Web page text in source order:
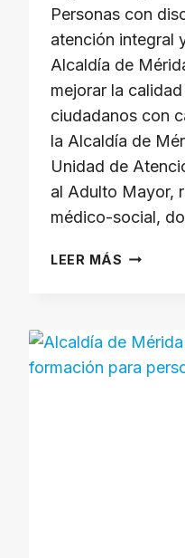
Personas con
atención integral
Alcaldía de
mejorar la
ciudadanos con
la Alcaldía de
Unidad de
al Adulto Mayor,
médico-social,
LEER MÁS